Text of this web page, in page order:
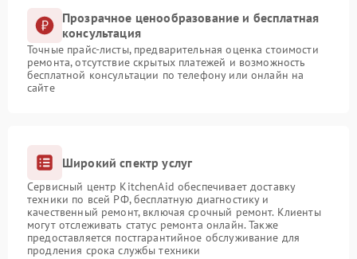
Прозрачное ценообразование и бесплатная
консультация
Точные прайс-листы, предварительная оценка стоимости
ремонта, отсутствие скрытых платежей и возможность
бесплатной консультации по телефону или онлайн на
сайте
Широкий спектр услуг
Сервисный центр KitchenAid обеспечивает доставку
техники по всей РФ, бесплатную диагностику и
качественный ремонт, включая срочный ремонт. Клиенты
могут отслеживать статус ремонта онлайн. Также
предоставляется постгарантийное обслуживание для
продления срока службы техники